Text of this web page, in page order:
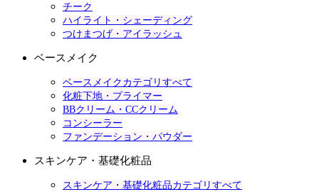
チーク
ハイライト・シェーディング
つけまつげ・アイラッシュ
ベースメイク
ベースメイクカテゴリすべて
化粧下地・プライマー
BBクリーム・CCクリーム
コンシーラー
ファンデーション・パウダー
スキンケア・基礎化粧品
スキンケア・基礎化粧品カテゴリすべて